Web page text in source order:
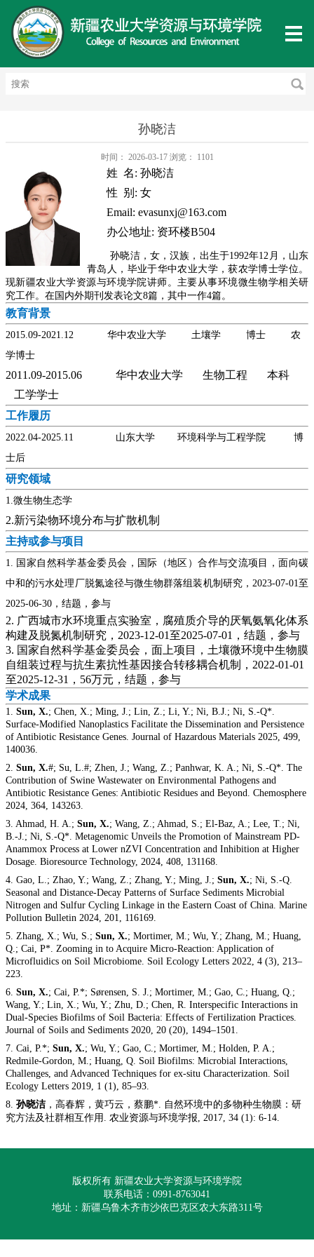
孙晓洁
时间： 2026-03-17 浏览： 1101
姓 名: 孙晓洁
性 别 : 女
Email: evasunxj@163.com
办公地址: 资环楼B504
孙晓洁，女，汉族， 出生于1992年12 月， 山东
青岛人，毕业于华中农业大学，获农学博士学位。
现新疆农业大学资源与环境学院讲师。主要从事环境微生物学相关研
究工作。在国内外期刊发表论文8篇，其中一作4篇。
教育背景
2015.09-2021.12 华中农业大学 土壤学 博士 农
学博士
2011.09-2015.06 华中农业大学 生物工程 本科
工学学士
工作履历
2022.04-2025.11 山东大学 环境科学与工程学院
博
士后
研究领域
1.微生物生态学
2.新污染物环境分布与扩散机制
主持或参与项目
1. 国家自然科学基金委员会，国际（地区）合作与交流项目，面向碳
中和的污水处理厂脱氮途径与微生物群落组装机制研究， 2023-07-01至
2025-06-30 ，结题，参与
2. 广西城市水环境重点实验室，腐殖质介导的厌氧氨氧化体系
构建及脱氮机制研究，2023-12-01至2025-07-01，结题，参与
3. 国家自然科学基金委员会，面上项目，土壤微环境中生物膜
自组装过程与抗生素抗性基因接合转移耦合机制，2022-01-01
至2025-12-31，56万元，结题，参与
学术成果
1. Sun, X.; Chen, X.; Ming, J.; Lin, Z.; Li, Y.; Ni, B.J.; Ni, S.-Q*.
Surface-Modified Nanoplastics Facilitate the Dissemination and Persistence
of Antibiotic Resistance Genes. Journal of Hazardous Materials 2025, 499,
140036.
2. Sun, X.#; Su, L.#; Zhen, J.; Wang, Z.; Panhwar, K. A.; Ni, S.-Q*. The
Contribution of Swine Wastewater on Environmental Pathogens and
Antibiotic Resistance Genes: Antibiotic Residues and Beyond. Chemosphere
2024, 364, 143263.
3. Ahmad, H. A.; Sun, X.; Wang, Z.; Ahmad, S.; El-Baz, A.; Lee, T.; Ni,
B.-J.; Ni, S.-Q*. Metagenomic Unveils the Promotion of Mainstream PD-
Anammox Process at Lower nZVI Concentration and Inhibition at Higher
Dosage. Bioresource Technology, 2024, 408, 131168.
4. Gao, L.; Zhao, Y.; Wang, Z.; Zhang, Y.; Ming, J.; Sun, X.; Ni, S.-Q.
Seasonal and Distance-Decay Patterns of Surface Sediments Microbial
Nitrogen and Sulfur Cycling Linkage in the Eastern Coast of China. Marine
Pollution Bulletin 2024, 201, 116169.
5. Zhang, X.; Wu, S.; Sun, X.; Mortimer, M.; Wu, Y.; Zhang, M.; Huang,
Q.; Cai, P*. Zooming in to Acquire Micro-Reaction: Application of
Microfluidics on Soil Microbiome. Soil Ecology Letters 2022, 4 (3), 213–
223.
6. Sun, X.; Cai, P.*; Sørensen, S. J.; Mortimer, M.; Gao, C.; Huang, Q.;
Wang, Y.; Lin, X.; Wu, Y.; Zhu, D.; Chen, R. Interspecific Interactions in
Dual-Species Biofilms of Soil Bacteria: Effects of Fertilization Practices.
Journal of Soils and Sediments 2020, 20 (20), 1494–1501.
7. Cai, P.*; Sun, X.; Wu, Y.; Gao, C.; Mortimer, M.; Holden, P. A.;
Redmile-Gordon, M.; Huang, Q. Soil Biofilms: Microbial Interactions,
Challenges, and Advanced Techniques for ex-situ Characterization. Soil
Ecology Letters 2019, 1 (1), 85–93.
8. 孙晓洁 ，高春辉，黄巧云，蔡鹏*. 自然环境中的多物种生物膜：研
究方法及社群相互作用 . 农业资源与环境学报, 2017, 34 (1): 6-14.
版权所有 新疆农业大学资源与环境学院
联系电话：0991-8763041
地址：新疆乌鲁木齐市沙依巴克区农大东路311号